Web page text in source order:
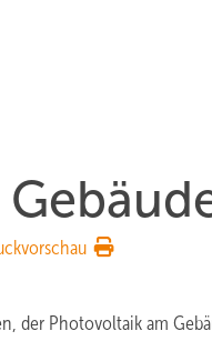
der Photovoltaik am